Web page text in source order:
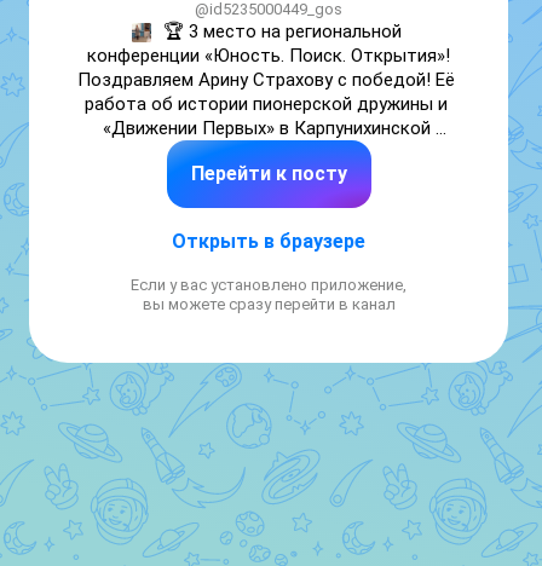
@id5235000449_gos
🏆 3 место на региональной
конференции «Юность. Поиск. Открытия»!
Поздравляем Арину Страхову с победой! Её
работа об истории пионерской дружины и
«Движении Первых» в Карпунихинской
школе получила высокую оценку жюри.
Гордость школы! 🔥👏
Перейти к посту
Открыть в браузере
Если у вас установлено приложение,
вы можете сразу перейти в канал